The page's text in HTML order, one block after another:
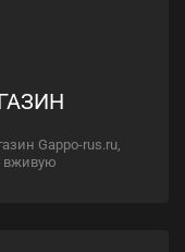
Gappo-rus.ru,
вживую